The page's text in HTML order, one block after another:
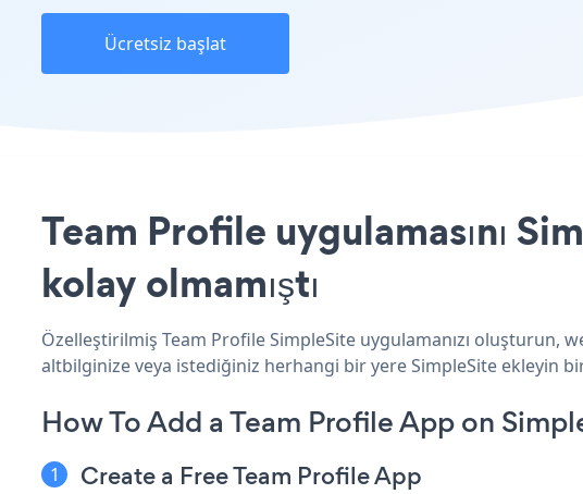
Ücretsiz başlat
Team Profile uygulamasını
kolay olmamıştı
Özelleştirilmiş Team Profile SimpleSite uygulamanızı oluşturun,
altbilginize veya istediğiniz herhangi bir yere SimpleSite ekleyin
How To Add a Team Profile App on
Create a Free Team Profile App